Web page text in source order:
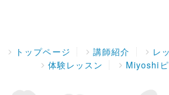
トップページ 講師紹介 レ
体験レッスン
Miyoshi